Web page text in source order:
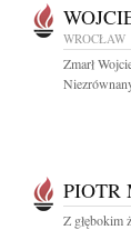
WROCŁAW
Zmarł
PIOTR
Z głębokim